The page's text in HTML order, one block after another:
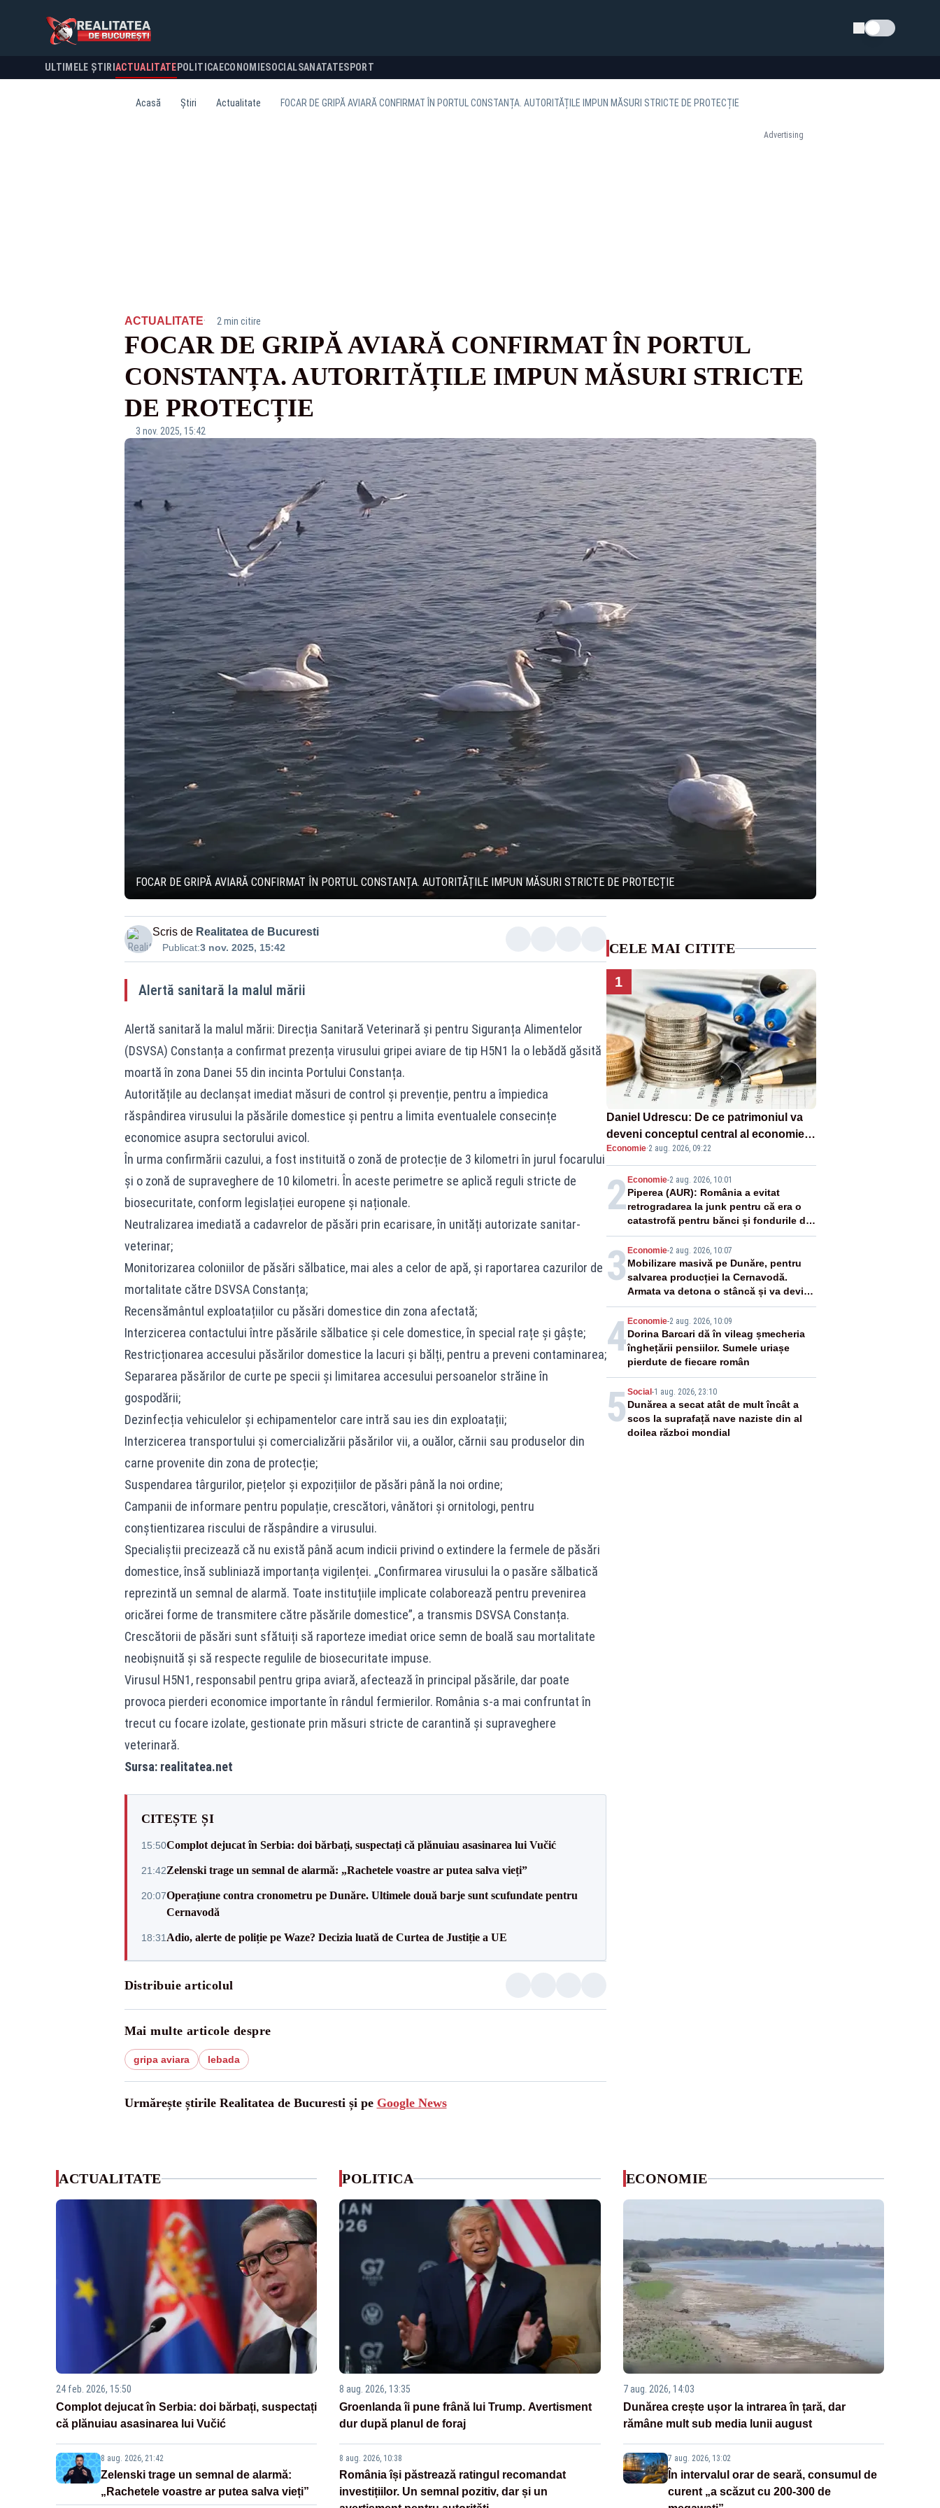
Schimba tema
ULTIMELE ȘTIRI ACTUALITATE POLITICA ECONOMIESOCIALSANATATESPORT
Acasă Știri Actualitate FOCAR DE GRIPĂ AVIARĂ CONFIRMAT ÎN PORTUL CONSTANȚA. AUTORITĂȚILE IMPUN MĂSURI STRICTE DE PROTECȚIE
Advertising
ACTUALITATE· 2 min citire
FOCAR DE GRIPĂ AVIARĂ CONFIRMAT ÎN PORTUL
CONSTANȚA. AUTORITĂȚILE IMPUN MĂSURI STRICTE
DE PROTECȚIE
3 nov. 2025, 15:42
FOCAR DE GRIPĂ AVIARĂ CONFIRMAT ÎN PORTUL CONSTANȚA. AUTORITĂȚILE IMPUN MĂSURI STRICTE DE PROTECȚIE
Scris de Realitatea de Bucuresti
Publicat:3 nov. 2025, 15:42
Alertă sanitară la malul mării
Alertă sanitară la malul mării: Direcția Sanitară Veterinară și pentru Siguranța Alimentelor
(DSVSA) Constanța a confirmat prezența virusului gripei aviare de tip H5N1 la o lebădă găsită
moartă în zona Danei 55 din incinta Portului Constanța.
Autoritățile au declanșat imediat măsuri de control și prevenție, pentru a împiedica
răspândirea virusului la păsările domestice și pentru a limita eventualele consecințe
economice asupra sectorului avicol.
În urma confirmării cazului, a fost instituită o zonă de protecție de 3 kilometri în jurul focarului
și o zonă de supraveghere de 10 kilometri. În aceste perimetre se aplică reguli stricte de
biosecuritate, conform legislației europene și naționale.
Neutralizarea imediată a cadavrelor de păsări prin ecarisare, în unități autorizate sanitar-
veterinar;
Monitorizarea coloniilor de păsări sălbatice, mai ales a celor de apă, și raportarea cazurilor de
mortalitate către DSVSA Constanța;
Recensământul exploatațiilor cu păsări domestice din zona afectată;
Interzicerea contactului între păsările sălbatice și cele domestice, în special rațe și gâște;
Restricționarea accesului păsărilor domestice la lacuri și bălți, pentru a preveni contaminarea;
Separarea păsărilor de curte pe specii și limitarea accesului persoanelor străine în
gospodării;
Dezinfecția vehiculelor și echipamentelor care intră sau ies din exploatații;
Interzicerea transportului și comercializării păsărilor vii, a ouălor, cărnii sau produselor din
carne provenite din zona de protecție;
Suspendarea târgurilor, piețelor și expozițiilor de păsări până la noi ordine;
Campanii de informare pentru populație, crescători, vânători și ornitologi, pentru
conștientizarea riscului de răspândire a virusului.
Specialiștii precizează că nu există până acum indicii privind o extindere la fermele de păsări
domestice, însă subliniază importanța vigilenței. „Confirmarea virusului la o pasăre sălbatică
reprezintă un semnal de alarmă. Toate instituțiile implicate colaborează pentru prevenirea
oricărei forme de transmitere către păsările domestice”, a transmis DSVSA Constanța.
Crescătorii de păsări sunt sfătuiți să raporteze imediat orice semn de boală sau mortalitate
neobișnuită și să respecte regulile de biosecuritate impuse.
Virusul H5N1, responsabil pentru gripa aviară, afectează în principal păsările, dar poate
provoca pierderi economice importante în rândul fermierilor. România s-a mai confruntat în
trecut cu focare izolate, gestionate prin măsuri stricte de carantină și supraveghere
veterinară.
Sursa: realitatea.net
CITEȘTE ȘI
15:50Complot dejucat în Serbia: doi bărbați, suspectați că plănuiau asasinarea lui Vučić
21:42Zelenski trage un semnal de alarmă: „Rachetele voastre ar putea salva vieți”
20:07Operațiune contra cronometru pe Dunăre. Ultimele două barje sunt scufundate pentru
Cernavodă
18:31 Adio, alerte de poliție pe Waze? Decizia luată de Curtea de Justiție a UE
Distribuie articolul
Mai multe articole despre
gripa aviara lebada
Urmărește știrile Realitatea de Bucuresti și pe Google News
CELE MAI CITITE
1
Daniel Udrescu: De ce patrimoniul va
deveni conceptul central al economiei
viitoare?
Economie·2 aug. 2026, 09:22
2 Economie-2 aug. 2026, 10:01
Piperea (AUR): România a evitat
retrogradarea la junk pentru că era o
catastrofă pentru bănci și fondurile de
pensii
3 Economie-2 aug. 2026, 10:07
Mobilizare masivă pe Dunăre, pentru
salvarea producției la Cernavodă.
Armata va detona o stâncă și va devia
apa fluviului - IMAGINI AERIENE
4 Economie-2 aug. 2026, 10:09
Dorina Barcari dă în vileag șmecheria
înghețării pensiilor. Sumele uriașe
pierdute de fiecare român
5 Social -1 aug. 2026, 23:10
Dunărea a secat atât de mult încât a
scos la suprafață nave naziste din al
doilea război mondial
ACTUALITATE
24 feb. 2026, 15:50
Complot dejucat în Serbia: doi bărbați, suspectați
că plănuiau asasinarea lui Vučić
8 aug. 2026, 21:42
Zelenski trage un semnal de alarmă:
„Rachetele voastre ar putea salva vieți”
POLITICA
8 aug. 2026, 13:35
Groenlanda îi pune frână lui Trump. Avertisment
dur după planul de foraj
8 aug. 2026, 10:38
România își păstrează ratingul recomandat
investițiilor. Un semnal pozitiv, dar și un
ECONOMIE
7 aug. 2026, 14:03
Dunărea crește ușor la intrarea în țară, dar
rămâne mult sub media lunii august
7 aug. 2026, 13:02
În intervalul orar de seară, consumul de
curent „a scăzut cu 200-300 de